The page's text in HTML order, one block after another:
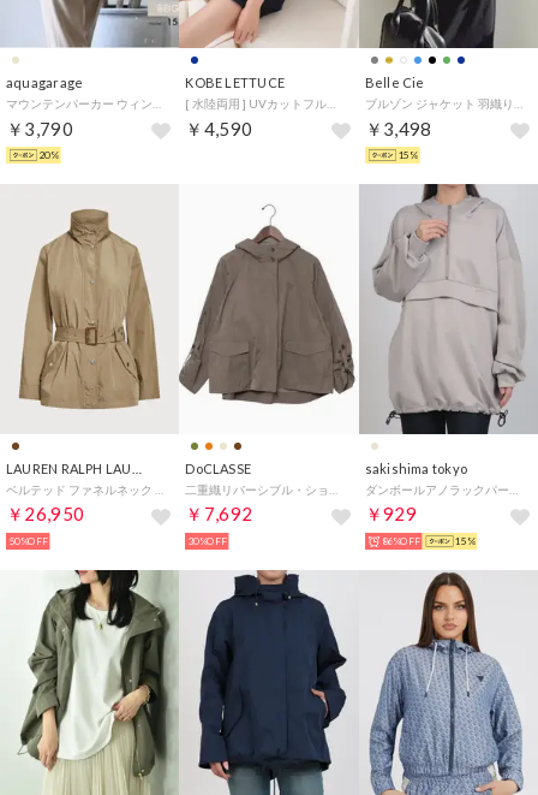
aquagarage
マウンテンパーカー ウィンドブレーカー （ベージュ）
￥3,790
20%
KOBE LETTUCE
[ 水陸両用 ] UVカットフルジップパーカー[C6646] （ネイビー）
￥4,590
Belle Cie
ブルゾン ジャケット 羽織り アウター シアー 透け感 軽量 春夏 レディース 韓国ファッション ライトアウター フードジャケット トレンド 上品 （ミントグリーン）
￥3,498
15%
￥26,950
50%OFF
DoCLASSE
￥7,692
30%OFF
sakishima tokyo
￥929
86%OFF 15%